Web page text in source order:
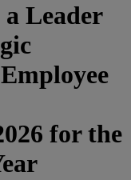
Leader
for the